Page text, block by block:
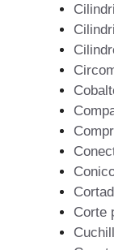
Corte